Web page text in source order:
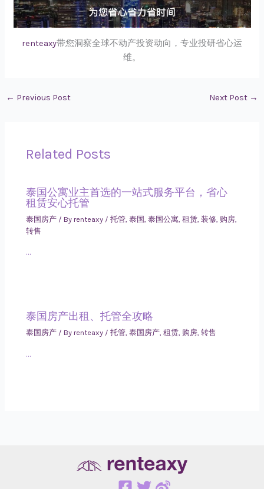
renteaxy带您洞察全球不动产投资动向，专业投研省心运
维。
← Previous Post Next Post →
Related Posts
泰国公寓业主首选的一站式服务平台，省心
租赁安心托管
泰国房产 / By renteaxy /托管 ,泰国 ,泰国公寓 ,租赁 ,装修 购房
转售
…
泰国房产出租、托管全攻略
泰国房产 / By renteaxy /托管,泰国房产,租赁, 购房,转售
…